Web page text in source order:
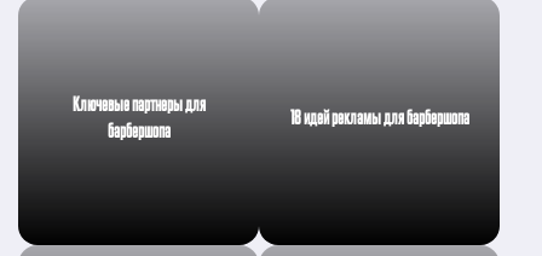
Ключевые партнеры для
барбершопа
18 идей рекламы для барбершопа